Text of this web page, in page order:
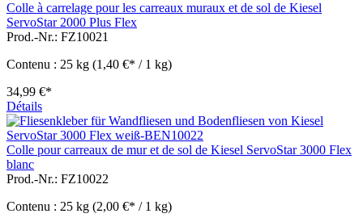
Colle à carrelage pour les carreaux muraux et de sol de Kiesel
ServoStar 2000 Plus Flex
Prod.-Nr.: FZ10021
Contenu : 25 kg (1,40 €* / 1 kg)
34,99 €*
Détails
Colle pour carreaux de mur et de sol de Kiesel ServoStar 3000 Flex
blanc
Prod.-Nr.: FZ10022
Contenu : 25 kg (2,00 €* / 1 kg)